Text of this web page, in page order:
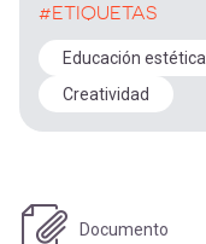
#ETIQUETAS
Educación estética
Creatividad
Documento